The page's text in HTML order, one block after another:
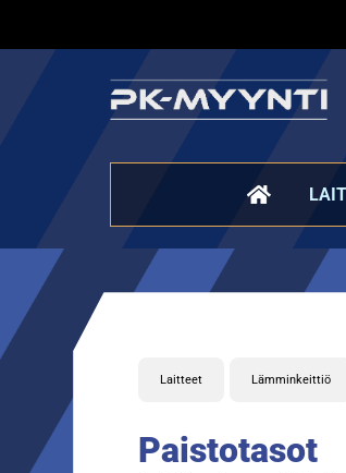
Laitteet Lämminkeittiö
Paistotasot